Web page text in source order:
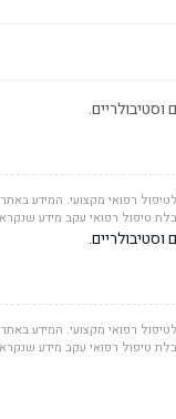
רפואי מקצועי. המידע
טיפול רפואי עקב מידע
רפואי מקצועי. המידע
טיפול רפואי עקב מידע